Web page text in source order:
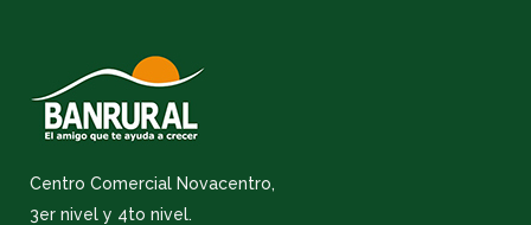
Centro Comercial Novacentro,
3er nivel y 4to nivel.